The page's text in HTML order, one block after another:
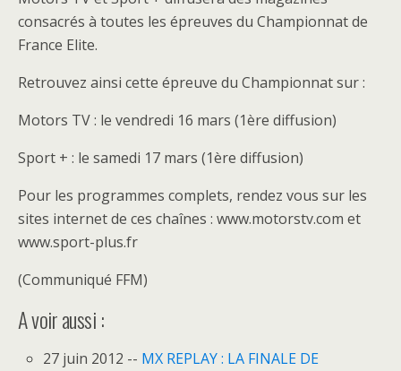
consacrés à toutes les épreuves du Championnat de
France Elite.
Retrouvez ainsi cette épreuve du Championnat sur :
Motors TV : le vendredi 16 mars (1ère diffusion)
Sport + : le samedi 17 mars (1ère diffusion)
Pour les programmes complets, rendez vous sur les
sites internet de ces chaînes : www.motorstv.com et
www.sport-plus.fr
(Communiqué FFM)
A voir aussi :
27 juin 2012 -- MX REPLAY : LA FINALE DE